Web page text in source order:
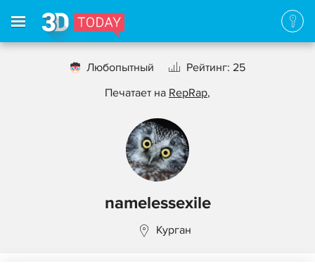
Любопытный
Рейтинг: 25
Печатает на RepRap,
namelessexile
Курган